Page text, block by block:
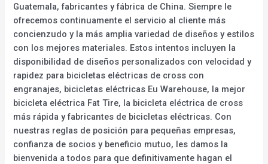
Guatemala, fabricantes y fábrica de China. Siempre le
ofrecemos continuamente el servicio al cliente más
concienzudo y la más amplia variedad de diseños y estilos
con los mejores materiales. Estos intentos incluyen la
disponibilidad de diseños personalizados con velocidad y
rapidez para bicicletas eléctricas de cross con
engranajes, bicicletas eléctricas Eu Warehouse, la mejor
bicicleta eléctrica Fat Tire, la bicicleta eléctrica de cross
más rápida y fabricantes de bicicletas eléctricas. Con
nuestras reglas de posición para pequeñas empresas,
confianza de socios y beneficio mutuo, les damos la
bienvenida a todos para que definitivamente hagan el